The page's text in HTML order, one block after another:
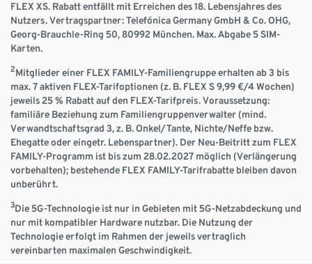
FLEX XS. Rabatt entfällt mit Erreichen des 18. Lebensjahres des
Nutzers. Vertragspartner: Telefónica Germany GmbH & Co. OHG,
Georg-Brauchle-Ring 50, 80992 München. Max. Abgabe 5 SIM-
Karten.
2Mitglieder einer FLEX FAMILY-Familiengruppe erhalten ab 3 bis
max. 7 aktiven FLEX-Tarifoptionen (z. B. FLEX S 9,99 €/4 Wochen)
jeweils 25 % Rabatt auf den FLEX-Tarifpreis. Voraussetzung:
familiäre Beziehung zum Familiengruppenverwalter (mind.
Verwandtschaftsgrad 3, z. B. Onkel/Tante, Nichte/Neffe bzw.
Ehegatte oder eingetr. Lebenspartner). Der Neu-Beitritt zum FLEX
FAMILY-Programm ist bis zum 28.02.2027 möglich (Verlängerung
vorbehalten); bestehende FLEX FAMILY-Tarifrabatte bleiben davon
unberührt.
3Die 5G-Technologie ist nur in Gebieten mit 5G-Netzabdeckung und
nur mit kompatibler Hardware nutzbar. Die Nutzung der
Technologie erfolgt im Rahmen der jeweils vertraglich
vereinbarten maximalen Geschwindigkeit.